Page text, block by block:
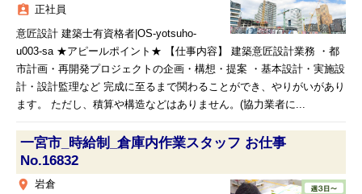
assignment_ind 正社員
意匠設計 建築士有資格者|OS-yotsuho-
u003-sa ★アピールポイント★ 【仕事内容】 建築意匠設計業務 ・都
市計画・再開発プロジェクトの企画・構想・提案 ・基本設計・実施設
計・設計監理など 完成に至るまで関わることができ、やりがいがあり
ます。 ただし、積算や構造などはありません。(協力業者に...
一宮市_時給制_倉庫内作業スタッフ お仕事
No.16832
place 岩倉